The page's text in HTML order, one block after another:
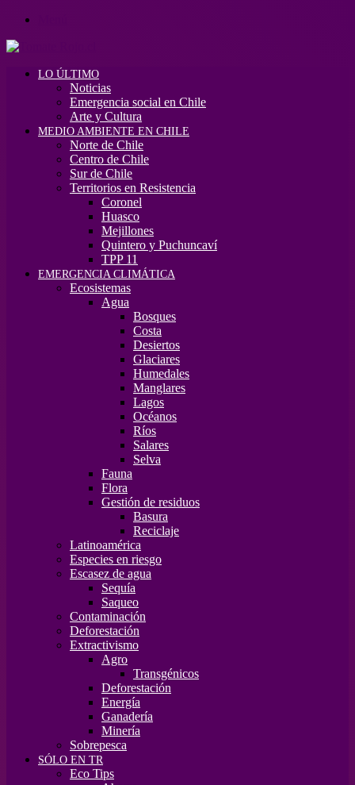
LO ÚLTIMO
Noticias
Emergencia social en Chile
Arte y Cultura
MEDIO AMBIENTE EN CHILE
Norte de Chile
Centro de Chile
Sur de Chile
Territorios en Resistencia
Coronel
Huasco
Mejillones
Quintero y Puchuncaví
TPP 11
EMERGENCIA CLIMÁTICA
Ecosistemas
Agua
Bosques
Costa
Desiertos
Glaciares
Humedales
Manglares
Lagos
Océanos
Ríos
Salares
Selva
Fauna
Flora
Gestión de residuos
Basura
Reciclaje
Latinoamérica
Especies en riesgo
Escasez de agua
Sequía
Saqueo
Contaminación
Deforestación
Extractivismo
Agro
Transgénicos
Deforestación
Energía
Ganadería
Minería
Sobrepesca
SÓLO EN TR
Eco Tips